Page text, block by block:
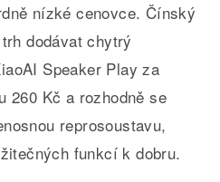
nízké cenovce. Čínský
dodávat chytrý
Speaker Play za
260 Kč a rozhodně se
reprosoustavu,
funkcí k dobru.